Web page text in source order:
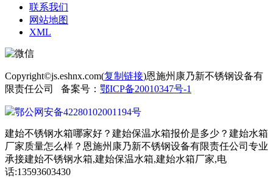
联系我们
网站地图
XML
Copyright©js.eshnx.com(复制链接)恩施州康乃新不锈钢设备有
限责任公司 备案号： 鄂ICP备20010347号-1
鄂公网安备42280102001194号
建始不锈钢水箱哪家好？建始保温水箱报价是多少？建始水箱
厂家质量怎么样？恩施州康乃新不锈钢设备有限责任公司专业
承接建始不锈钢水箱,建始保温水箱,建始水箱厂家,电
话:13593603430